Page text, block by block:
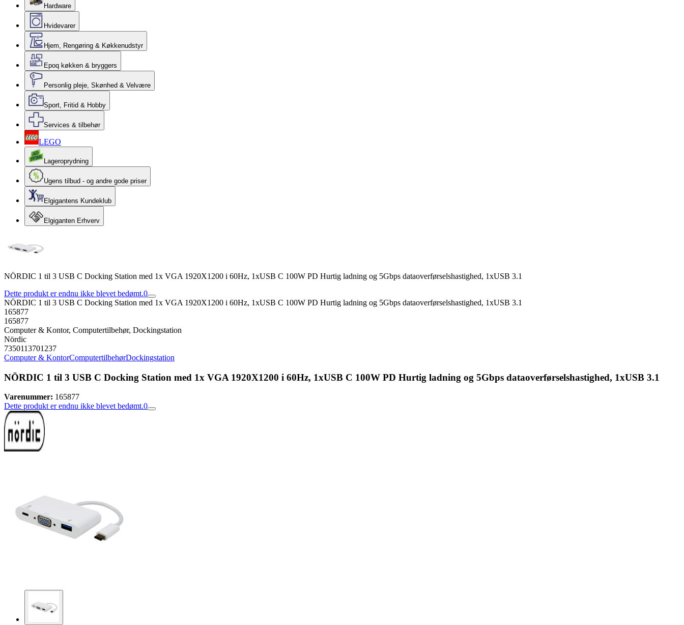
Hardware
Hvidevarer
Hjem, Rengøring & Køkkenudstyr
Epoq køkken & bryggers
Personlig pleje, Skønhed & Velvære
Sport, Fritid & Hobby
Services & tilbehør
LEGO
Lageroprydning
Ugens tilbud - og andre gode priser
Elgigantens Kundeklub
Elgiganten Erhverv
NÖRDIC 1 til 3 USB C Docking Station med 1x VGA 1920X1200 i 60Hz, 1xUSB C 100W PD Hurtig ladning og 5Gbps dataoverførselshastighed, 1xUSB 3.1
Dette produkt er endnu ikke blevet bedømt.0
NÖRDIC 1 til 3 USB C Docking Station med 1x VGA 1920X1200 i 60Hz, 1xUSB C 100W PD Hurtig ladning og 5Gbps dataoverførselshastighed, 1xUSB 3.1
165877
165877
Computer & Kontor, Computertilbehør, Dockingstation
Nördic
7350113701237
Computer & KontorComputertilbehørDockingstation
NÖRDIC 1 til 3 USB C Docking Station med 1x VGA 1920X1200 i 60Hz, 1xUSB C 100W PD Hurtig ladning og 5Gbps dataoverførselshastighed, 1xUSB 3.1
Varenummer: 165877
Dette produkt er endnu ikke blevet bedømt.0